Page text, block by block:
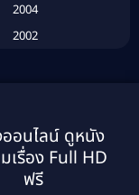
2004
2002
1994
1992
อนไลน์ ดูหนัง
เรื่อง Full HD
ฟรี